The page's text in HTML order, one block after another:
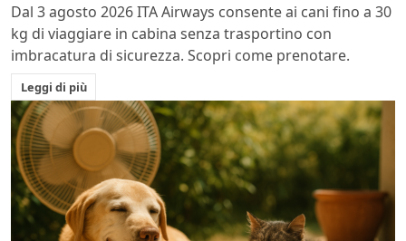
Dal 3 agosto 2026 ITA Airways consente ai cani fino a 30
kg di viaggiare in cabina senza trasportino con
imbracatura di sicurezza. Scopri come prenotare.
Leggi di più